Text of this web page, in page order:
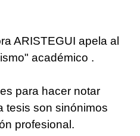
ARISTEGUI apela al
académico .
para hacer notar
tesis son sinónimos
profesional.